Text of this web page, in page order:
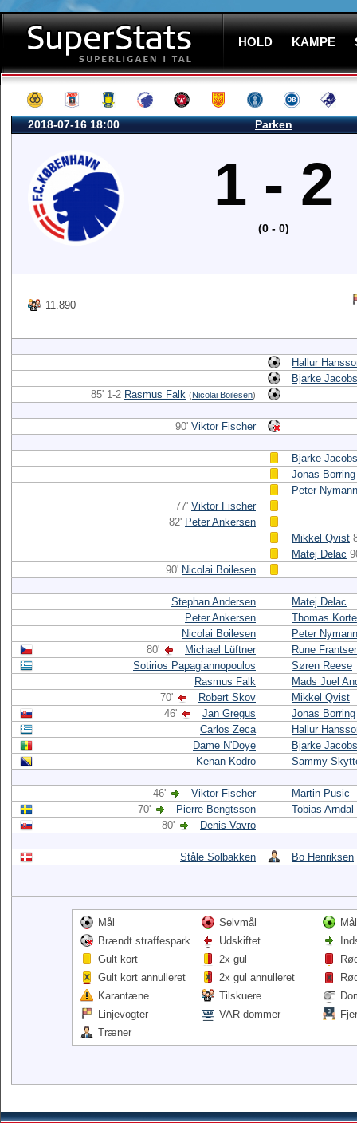
HOLD KAMPE
2018-07-16 18:00 Parken
1 - 2
(0 - 0)
11.890
Hallur
Bjarke
85' 1-2 Rasmus Falk (Nicolai Boilesen)
90' Viktor Fischer
Bjarke
Jonas Borring
Peter Nymann
77' Viktor Fischer
82' Peter Ankersen
Mikkel Qvist
Matej Delac
90' Nicolai Boilesen
Stephan Andersen
Matej Delac
Peter Ankersen
Thomas
Nicolai Boilesen
Peter Nymann
80'
Michael Lüftner
Rune
Sotirios Papagiannopoulos
Søren Reese
Rasmus Falk
Mads Juel
70'
Robert Skov
Mikkel Qvist
46'
Jan Gregus
Jonas Borring
Carlos Zeca
Hallur
Dame N'Doye
Bjarke
Kenan Kodro
Sammy
46' Viktor Fischer
Martin Pusic
70'
Pierre Bengtsson
Tobias Arndal
80'
Denis Vavro
Ståle Solbakken Bo Henriksen
Mål Selvmål
Brændt straffespark
Udskiftet
Gult kort
2x gul
Gult kort annulleret
2x gul annulleret
Karantæne
Tilskuere
Linjevogter
VAR dommer
Træner